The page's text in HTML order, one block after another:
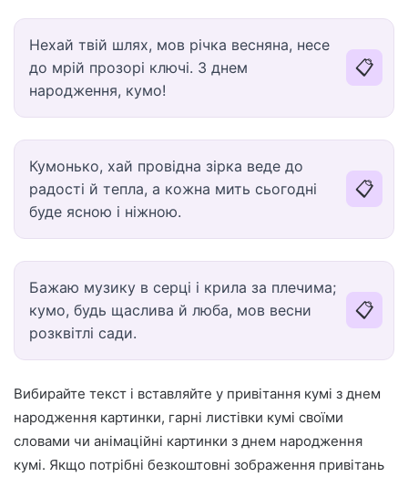
Нехай твій шлях, мов річка весняна, несе
до мрій прозорі ключі. З днем
народження, кумо!
📋
Кумонько, хай провідна зірка веде до
радості й тепла, а кожна мить сьогодні
буде ясною і ніжною.
📋
Бажаю музику в серці і крила за плечима;
кумо, будь щаслива й люба, мов весни
розквітлі сади.
📋
Вибирайте текст і вставляйте у привітання кумі з днем
народження картинки, гарні листівки кумі своїми
словами чи анімаційні картинки з днем народження
кумі. Якщо потрібні безкоштовні зображення привітань